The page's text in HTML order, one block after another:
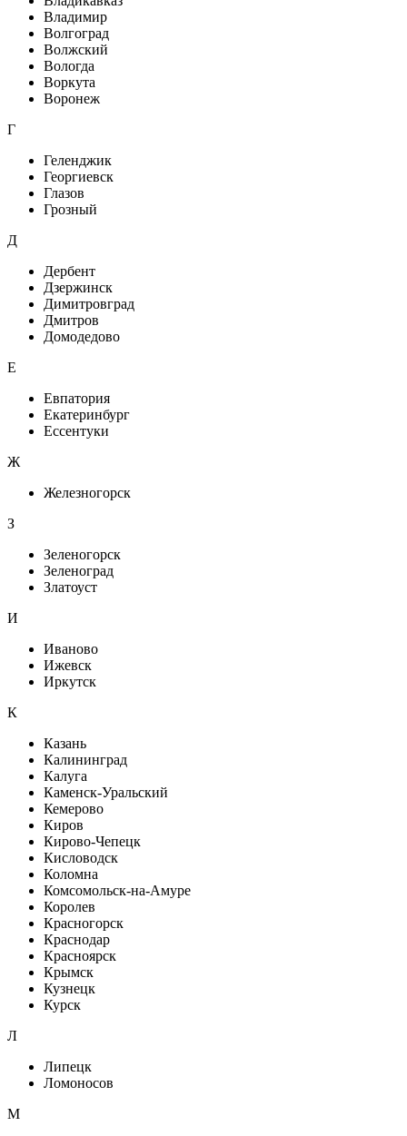
Владимир
Волгоград
Волжский
Вологда
Воркута
Воронеж
Г
Геленджик
Георгиевск
Глазов
Грозный
Д
Дербент
Дзержинск
Димитровград
Дмитров
Домодедово
Е
Евпатория
Екатеринбург
Ессентуки
Ж
Железногорск
З
Зеленогорск
Зеленоград
Златоуст
И
Иваново
Ижевск
Иркутск
К
Казань
Калининград
Калуга
Каменск-Уральский
Кемерово
Киров
Кирово-Чепецк
Кисловодск
Коломна
Комсомольск-на-Амуре
Королев
Красногорск
Краснодар
Красноярск
Крымск
Кузнецк
Курск
Л
Липецк
Ломоносов
М